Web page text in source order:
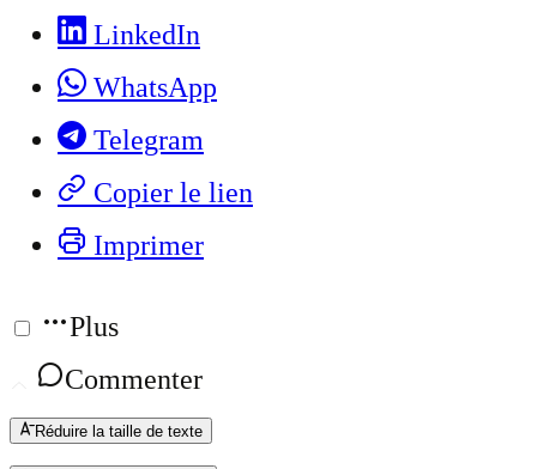
LinkedIn
WhatsApp
Telegram
Copier le lien
Imprimer
Plus
Commenter
Réduire la taille de texte